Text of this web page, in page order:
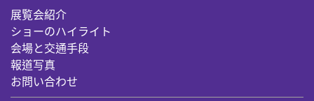
展覧会紹介
ショーのハイライト
会場と交通手段
報道写真
お問い合わせ